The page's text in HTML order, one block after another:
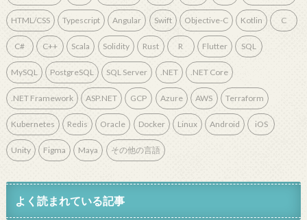
HTML/CSS Typescript Angular Swift Objective-C Kotlin C
C# C++ Scala Solidity Rust R Flutter SQL
MySQL PostgreSQL SQL Server .NET .NET Core
.NET Framework ASP.NET GCP Azure AWS Terraform
Kubernetes Redis Oracle Docker Linux Android iOS
Unity Figma Maya その他の言語
よく読まれている記事